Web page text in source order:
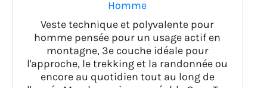
Homme
Veste technique et polyvalente pour
homme pensée pour un usage actif en
montagne, 3e couche idéale pour
l'approche, le trekking et la randonnée ou
encore au quotidien tout au long de